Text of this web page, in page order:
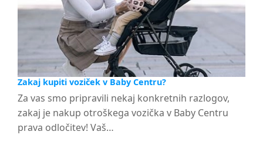
Zakaj kupiti voziček v Baby Centru?
Za vas smo pripravili nekaj konkretnih razlogov,
zakaj je nakup otroškega vozička v Baby Centru
prava odločitev! Vaš…